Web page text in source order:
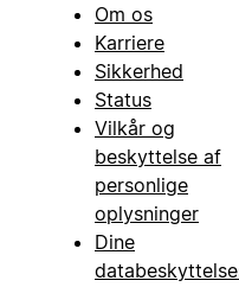
Om os
Karriere
Sikkerhed
Status
Vilkår og
beskyttelse af
personlige
oplysninger
Dine